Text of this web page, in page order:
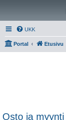
UKK
Portal Etusivu
Osto ja myynti